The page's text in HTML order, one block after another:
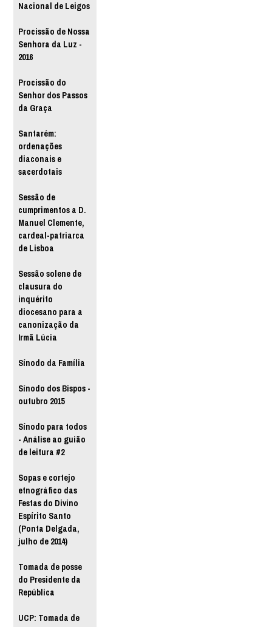
Nacional de Leigos
Procissão de Nossa
Senhora da Luz -
2016
Procissão do
Senhor dos Passos
da Graça
Santarém:
ordenações
diaconais e
sacerdotais
Sessão de
cumprimentos a D.
Manuel Clemente,
cardeal-patriarca
de Lisboa
Sessão solene de
clausura do
inquérito
diocesano para a
canonização da
Irmã Lúcia
Sínodo da Família
Sínodo dos Bispos -
outubro 2015
Sínodo para todos
- Análise ao guião
de leitura #2
Sopas e cortejo
etnográfico das
Festas do Divino
Espírito Santo
(Ponta Delgada,
julho de 2014)
Tomada de posse
do Presidente da
República
UCP: Tomada de